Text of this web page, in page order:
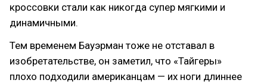
кроссовки стали как никогда супер мягкими и
динамичными.
Тем временем Бауэрман тоже не отставал в
изобретательстве, он заметил, что «Тайгеры»
плохо подходили американцам — их ноги длиннее